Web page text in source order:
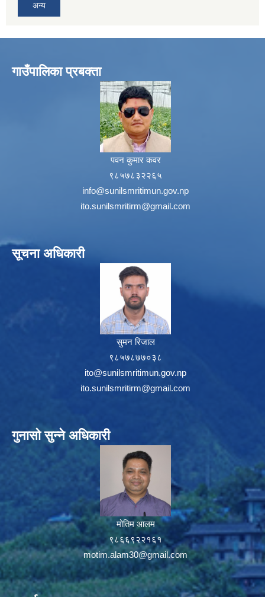
अन्य
गाउँपालिका प्रबक्ता
पवन कुमार कवर
९८५७८३२२६५
info@sunilsmritimun.gov.np
ito.sunilsmritirm@gmail.com
सूचना अधिकारी
सुमन रिजाल
९८५७८७७०३८
ito@sunilsmritimun.gov.np
ito.sunilsmritirm@gmail.com
गुनासो सुन्ने अधिकारी
मोतिम आलम
९८६६९२२१६१
motim.alam30@gmail.com